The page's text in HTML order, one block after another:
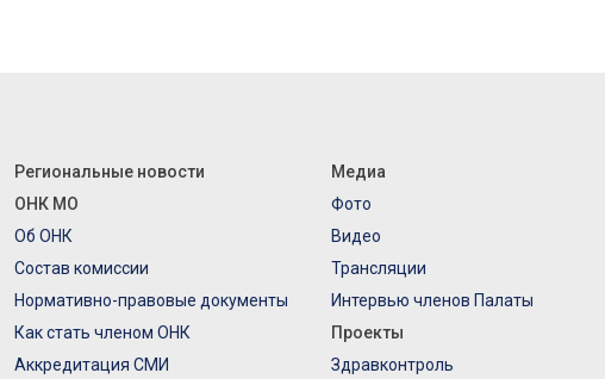
Региональные новости
ОНК МО
Об ОНК
Состав комиссии
Нормативно-правовые документы
Как стать членом ОНК
Аккредитация СМИ
Медиа
Фото
Видео
Трансляции
Интервью членов Палаты
Проекты
Здравконтроль